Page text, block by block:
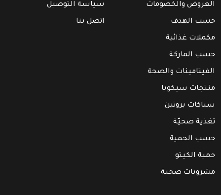
العروض والخصومات
حسب الهدف
مكملات غذائية
حسب الماركة
الفيتامينات والصحة
منتجات سيكويا
سناكات بروتين
تغذية صحيّة
حسب الحمية
حمية الكيتو
مشروبات صحية
سياسة التوصيل
اتصل بنا